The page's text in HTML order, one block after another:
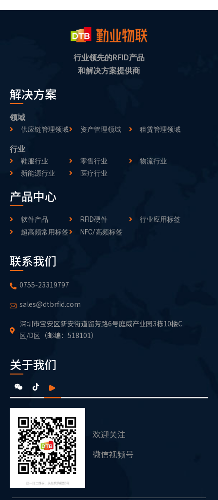
行业领先的RFID产品
和解决方案提供商
解决方案
领域
供应链管理领域 资产管理领域 租赁管理领域
行业
鞋服行业 零售行业
物流行业
新能源行业
医疗行业
产品中心
软件产品 RFID硬件
行业应用标签
超高频常用标签
NFC/高频标签
联系我们
0755-23319797
sales@dtbrfid.com
深圳市宝安区新安街道留芳路6号庭威产业园3栋10楼C
区/D区（邮编：518101）
关于我们
欢迎关注
微信视频号